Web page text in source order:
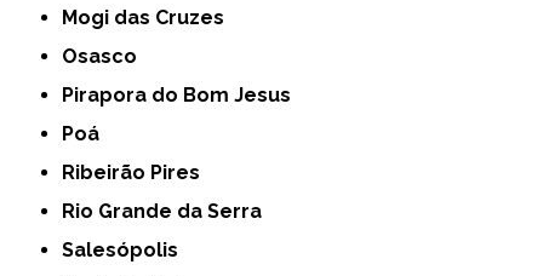
Mogi das Cruzes
Osasco
Pirapora do Bom Jesus
Poá
Ribeirão Pires
Rio Grande da Serra
Salesópolis